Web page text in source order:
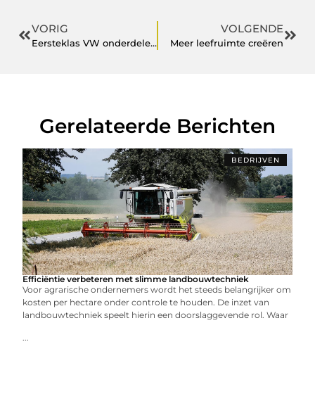
VORIG
Eersteklas VW onderdelen van Paruzzi bestel je 24/7 online
VOLGENDE
Meer leefruimte creëren
Gerelateerde Berichten
BEDRIJVEN
Efficiëntie verbeteren met slimme landbouwtechniek
Voor agrarische ondernemers wordt het steeds belangrijker om
kosten per hectare onder controle te houden. De inzet van
landbouwtechniek speelt hierin een doorslaggevende rol. Waar
...